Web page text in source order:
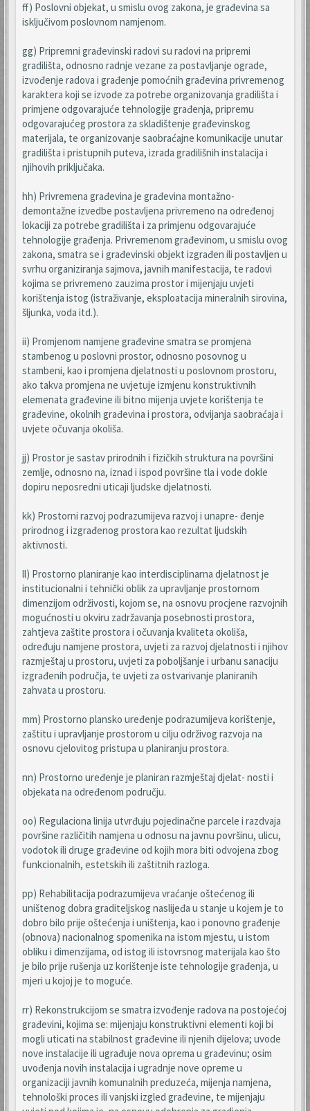
ff) Poslovni objekat, u smislu ovog zakona, je građevina sa
isključivom poslovnom namjenom.
gg) Pripremni građevinski radovi su radovi na pripremi
gradilišta, odnosno radnje vezane za postavljanje ograde,
izvođenje radova i građenje pomoćnih građevina privremenog
karaktera koji se izvode za potrebe organizovanja gradilišta i
primjene odgovarajuće tehnologije građenja, pripremu
odgovarajućeg prostora za skladištenje građevinskog
materijala, te organizovanje saobraćajne komunikacije unutar
gradilišta i pristupnih puteva, izrada gradilišnih instalacija i
njihovih priključaka.
hh) Privremena građevina je građevina montažno-
demontažne izvedbe postavljena privremeno na određenoj
lokaciji za potrebe gradilišta i za primjenu odgovarajuće
tehnologije građenja. Privremenom građevinom, u smislu ovog
zakona, smatra se i građevinski objekt izgrađen ili postavljen u
svrhu organiziranja sajmova, javnih manifestacija, te radovi
kojima se privremeno zauzima prostor i mijenjaju uvjeti
korištenja istog (istraživanje, eksploatacija mineralnih sirovina,
šljunka, voda itd.).
ii) Promjenom namjene građevine smatra se promjena
stambenog u poslovni prostor, odnosno posovnog u
stambeni, kao i promjena djelatnosti u poslovnom prostoru,
ako takva promjena ne uvjetuje izmjenu konstruktivnih
elemenata građevine ili bitno mijenja uvjete korištenja te
građevine, okolnih građevina i prostora, odvijanja saobraćaja i
uvjete očuvanja okoliša.
jj) Prostor je sastav prirodnih i fizičkih struktura na površini
zemlje, odnosno na, iznad i ispod površine tla i vode dokle
dopiru neposredni uticaji ljudske djelatnosti.
kk) Prostorni razvoj podrazumijeva razvoj i unapre- đenje
prirodnog i izgrađenog prostora kao rezultat ljudskih
aktivnosti.
ll) Prostorno planiranje kao interdisciplinarna djelatnost je
institucionalni i tehnički oblik za upravljanje prostornom
dimenzijom održivosti, kojom se, na osnovu procjene razvojnih
mogućnosti u okviru zadržavanja posebnosti prostora,
zahtjeva zaštite prostora i očuvanja kvaliteta okoliša,
određuju namjene prostora, uvjeti za razvoj djelatnosti i njihov
razmještaj u prostoru, uvjeti za poboljšanje i urbanu sanaciju
izgrađenih područja, te uvjeti za ostvarivanje planiranih
zahvata u prostoru.
mm) Prostorno plansko uređenje podrazumijeva korištenje,
zaštitu i upravljanje prostorom u cilju održivog razvoja na
osnovu cjelovitog pristupa u planiranju prostora.
nn) Prostorno uređenje je planiran razmještaj djelat- nosti i
objekata na određenom području.
oo) Regulaciona linija utvrđuju pojedinačne parcele i razdvaja
površine različitih namjena u odnosu na javnu površinu, ulicu,
vodotok ili druge građevine od kojih mora biti odvojena zbog
funkcionalnih, estetskih ili zaštitnih razloga.
pp) Rehabilitacija podrazumijeva vraćanje oštećenog ili
uništenog dobra graditeljskog naslijeđa u stanje u kojem je to
dobro bilo prije oštećenja i uništenja, kao i ponovno građenje
(obnova) nacionalnog spomenika na istom mjestu, u istom
obliku i dimenzijama, od istog ili istovrsnog materijala kao što
je bilo prije rušenja uz korištenje iste tehnologije građenja, u
mjeri u kojoj je to moguće.
rr) Rekonstrukcijom se smatra izvođenje radova na postojećoj
građevini, kojima se: mijenjaju konstruktivni elementi koji bi
mogli uticati na stabilnost građevine ili njenih dijelova; uvode
nove instalacije ili ugrađuje nova oprema u građevinu; osim
uvođenja novih instalacija i ugradnje nove opreme u
organizaciji javnih komunalnih preduzeća, mijenja namjena,
tehnološki proces ili vanjski izgled građevine, te mijenjaju